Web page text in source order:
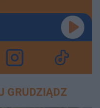
GRUDZIĄDZ